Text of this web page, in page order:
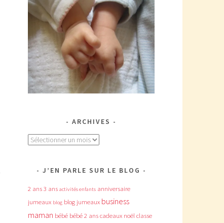
ARCHIVES
Archives
J’EN PARLE SUR LE BLOG
2 ans3 ans activités enfants anniversaire
jumeaux blog blog jumeaux business
maman bébé bébé 2 anscadeaux noëlclasse